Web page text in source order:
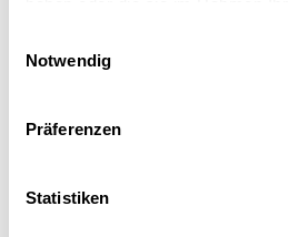
Notwendig
Präferenzen
Statistiken